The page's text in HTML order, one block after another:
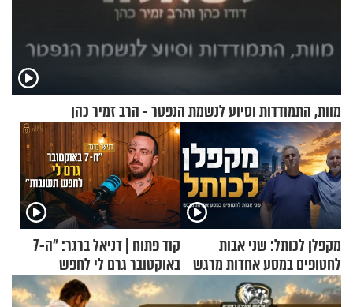
מוות, התמודדות וסיוע לנשמת הנפטר - הרב זמיר כהן
מקפלן לכותל: שני אבות
לחטופים במסע אחדות מרגש
קוד פתוח | דניאל ברגר: "ה-7
באוקטובר גרם לי לחפש
תשובות"